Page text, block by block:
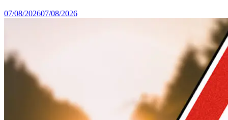
07/08/202607/08/2026